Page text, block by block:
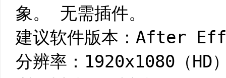
象。 无需插件。
建议软件版本：After
分辨率：1920x1080（HD